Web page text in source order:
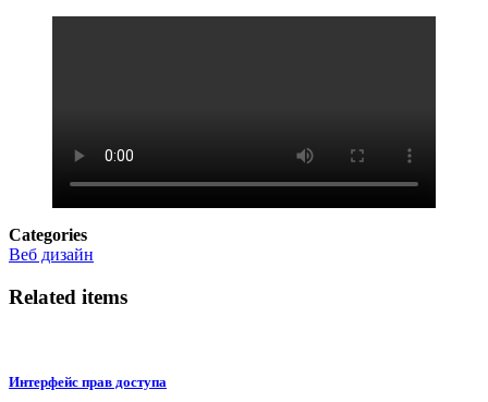
Categories
Веб дизайн
Related items
Интерфейс прав доступа